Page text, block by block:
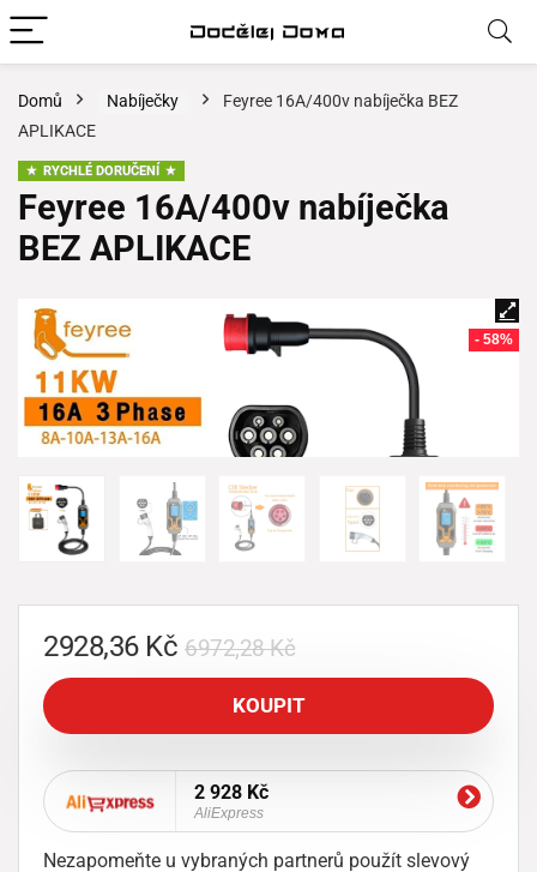
Domů Nabíječky
Feyree 16A/400v nabíječka BEZ
APLIKACE
RYCHLÉ DORUČENÍ
Feyree 16A/400v nabíječka
BEZ APLIKACE
- 58%
6972,28Kč
2928,36 Kč
KOUPIT
2 928 Kč
AliExpress
Nezapomeňte u vybraných partnerů použít slevový